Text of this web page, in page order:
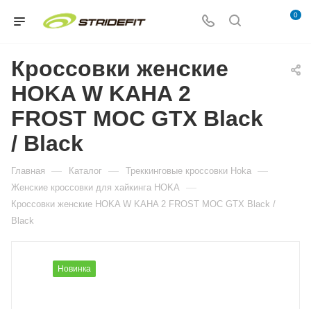
0
Кроссовки женские
HOKA W KAHA 2
FROST MOC GTX Black
/ Black
Главная — Каталог — Треккинговые кроссовки Hoka —
Женские кроссовки для хайкинга HOKA —
Кроссовки женские HOKA W KAHA 2 FROST MOC GTX Black /
Black
Новинка